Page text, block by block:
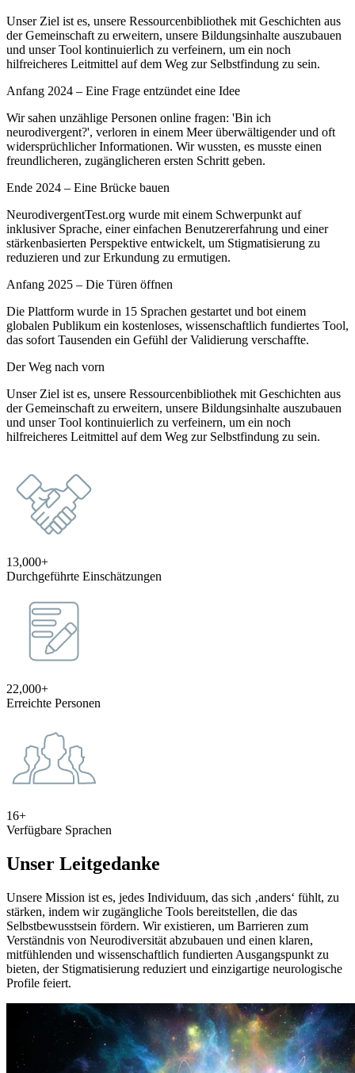
Unser Ziel ist es, unsere Ressourcenbibliothek mit Geschichten aus
der Gemeinschaft zu erweitern, unsere Bildungsinhalte auszubauen
und unser Tool kontinuierlich zu verfeinern, um ein noch
hilfreicheres Leitmittel auf dem Weg zur Selbstfindung zu sein.
Anfang 2024 – Eine Frage entzündet eine Idee
Wir sahen unzählige Personen online fragen: 'Bin ich
neurodivergent?', verloren in einem Meer überwältigender und oft
widersprüchlicher Informationen. Wir wussten, es musste einen
freundlicheren, zugänglicheren ersten Schritt geben.
Ende 2024 – Eine Brücke bauen
NeurodivergentTest.org wurde mit einem Schwerpunkt auf
inklusiver Sprache, einer einfachen Benutzererfahrung und einer
stärkenbasierten Perspektive entwickelt, um Stigmatisierung zu
reduzieren und zur Erkundung zu ermutigen.
Anfang 2025 – Die Türen öffnen
Die Plattform wurde in 15 Sprachen gestartet und bot einem
globalen Publikum ein kostenloses, wissenschaftlich fundiertes Tool,
das sofort Tausenden ein Gefühl der Validierung verschaffte.
Der Weg nach vorn
Unser Ziel ist es, unsere Ressourcenbibliothek mit Geschichten aus
der Gemeinschaft zu erweitern, unsere Bildungsinhalte auszubauen
und unser Tool kontinuierlich zu verfeinern, um ein noch
hilfreicheres Leitmittel auf dem Weg zur Selbstfindung zu sein.
13,000+
Durchgeführte Einschätzungen
22,000+
Erreichte Personen
16+
Verfügbare Sprachen
Unser Leitgedanke
Unsere Mission ist es, jedes Individuum, das sich ‚anders‘ fühlt, zu
stärken, indem wir zugängliche Tools bereitstellen, die das
Selbstbewusstsein fördern. Wir existieren, um Barrieren zum
Verständnis von Neurodiversität abzubauen und einen klaren,
mitfühlenden und wissenschaftlich fundierten Ausgangspunkt zu
bieten, der Stigmatisierung reduziert und einzigartige neurologische
Profile feiert.